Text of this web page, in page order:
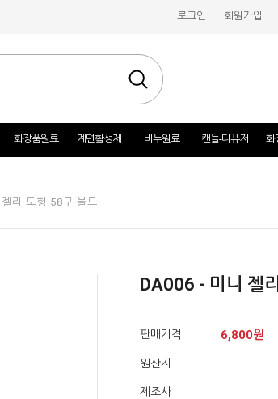
로그인 회원가입
화장품원료 계면활성제 비누원료 캔들-디퓨저 화
리 도형 58구 몰드
DA006 - 미니 젤
판매가격 6,800원
원산지
제조사